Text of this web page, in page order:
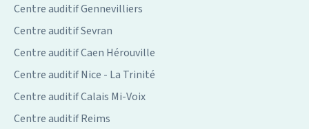
Centre auditif Gennevilliers
Centre auditif Sevran
Centre auditif Caen Hérouville
Centre auditif Nice - La Trinité
Centre auditif Calais Mi-Voix
Centre auditif Reims